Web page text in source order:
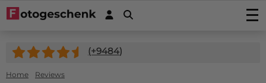
Foto drucken
Wanddekoration
Foto auf Acrylglas
Foto auf Holz
(+9484)
Home Reviews